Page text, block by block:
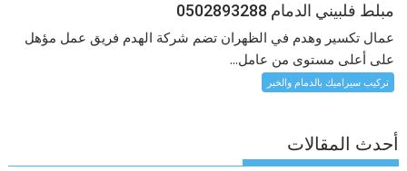
مبلط فلبيني الدمام 0502893288
عمال تكسير وهدم في الظهران تضم شركة الهدم فريق عمل مؤهل
على أعلى مستوى من عامل...
تركيب سيراميك بالدمام والخبر
أحدث المقالات